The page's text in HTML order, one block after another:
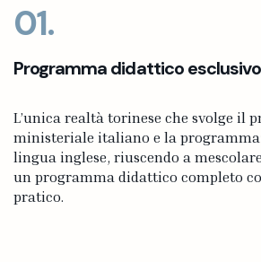
01.
Programma didattico esclusivo
L’unica realtà torinese che svolge il
ministeriale italiano e la
lingua inglese, riuscendo a
un programma didattico completo
pratico.